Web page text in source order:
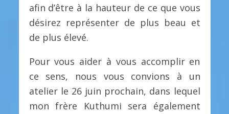
afin d’être à la hauteur de ce que vous
désirez représenter de plus beau et
de plus élevé.
Pour vous aider à vous accomplir en
ce sens, nous vous convions à un
atelier le 26 juin prochain, dans lequel
mon frère Kuthumi sera également